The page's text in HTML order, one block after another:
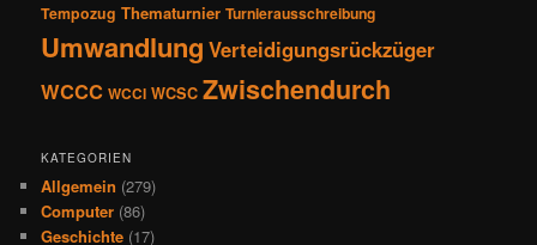
Tempozug Thematurnier Turnierausschreibung
Umwandlung Verteidigungsrückzüger
WCCC WCCI WCSC Zwischendurch
KATEGORIEN
Allgemein (279)
Computer (86)
Geschichte (17)